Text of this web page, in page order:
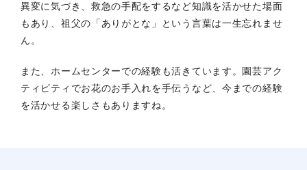
異変に気づき、救急の手配をするなど知識を活かせた場面
もあり、祖父の「ありがとな」という言葉は一生忘れませ
ん。
また、ホームセンターでの経験も活きています。園芸アク
ティビティでお花のお手入れを手伝うなど、今までの経験
を活かせる楽しさもありますね。